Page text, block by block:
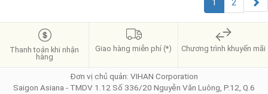
1 2
Thanh toán khi nhận
hàng
Giao hàng miễn phí (*) Chương trình khuyến mãi
Đơn vị chủ quản: VIHAN Corporation
Saigon Asiana - TMDV 1.12 Số 336/20 Nguyễn Văn Luông, P.12, Q.6